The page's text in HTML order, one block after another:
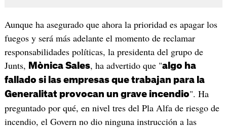
Aunque ha asegurado que ahora la prioridad es apagar los
fuegos y será más adelante el momento de reclamar
responsabilidades políticas, la presidenta del grupo de
Junts, Mònica Sales, ha advertido que "algo ha
fallado si las empresas que trabajan para la
Generalitat provocan un grave incendio". Ha
preguntado por qué, en nivel tres del Pla Alfa de riesgo de
incendio, el Govern no dio ninguna instrucción a las